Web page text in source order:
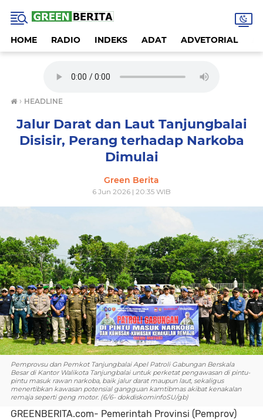
HOME RADIO INDEKS ADAT ADVETORIAL
› HEADLINE
Jalur Darat dan Laut Tanjungbalai
Disisir, Perang terhadap Narkoba
Dimulai
Green Berita
6 Jun 2026 | 20:35 WIB
Pemprovsu dan Pemkot Tanjungbalai Apel Patroli Gabungan Berskala
Besar di Kantor Walikota Tanjungbalai untuk perketat pengawasan di pintu-
pintu masuk rawan narkoba, baik jalur darat maupun laut, sekaligus
menertibkan kawasan potensial gangguan kamtibmas akibat kenakalan
remaja seperti geng motor. (6/6- dokdiskominfoSU/gb)
GREENBERITA.com- Pemerintah Provinsi (Pemprov)